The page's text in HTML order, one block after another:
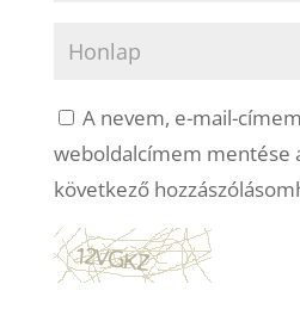
A nevem, e-mail-
weboldalcímem mentése
következő